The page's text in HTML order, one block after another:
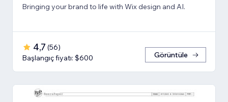
Bringing your brand to life with Wix design and AI.
4,7 (56)
Başlangıç fiyatı: $600
Görüntüle